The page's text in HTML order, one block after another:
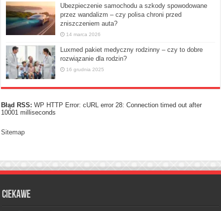
Ubezpieczenie samochodu a szkody spowodowane
przez wandalizm – czy polisa chroni przed
zniszczeniem auta?
14 marca 2026
Luxmed pakiet medyczny rodzinny – czy to dobre
rozwiązanie dla rodzin?
16 grudnia 2025
Błąd RSS: WP HTTP Error: cURL error 28: Connection timed out after
10001 milliseconds
Sitemap
Ciekawe